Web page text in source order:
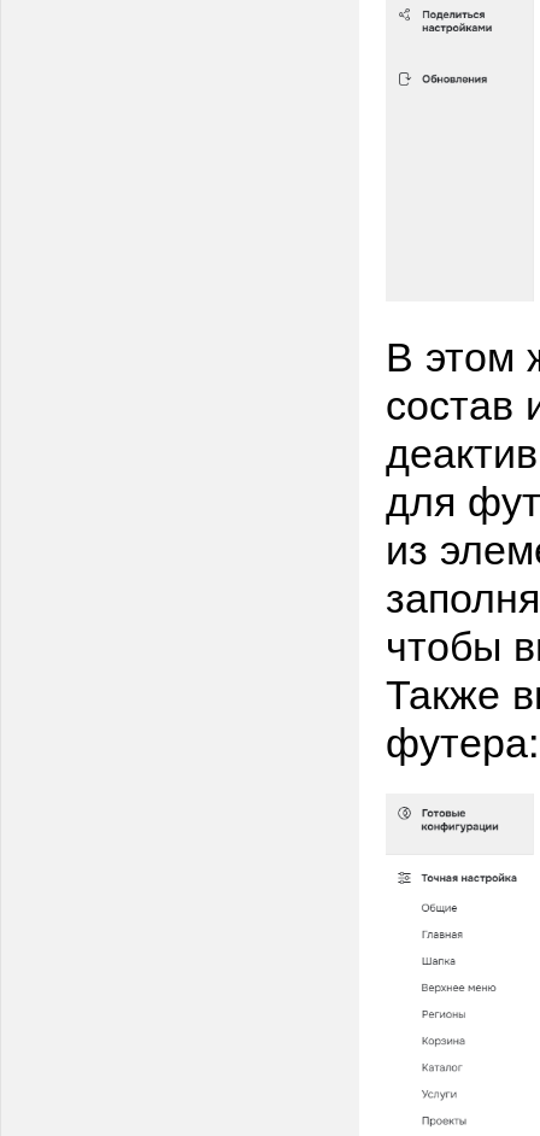
В этом
состав
для
из
чтобы
Также